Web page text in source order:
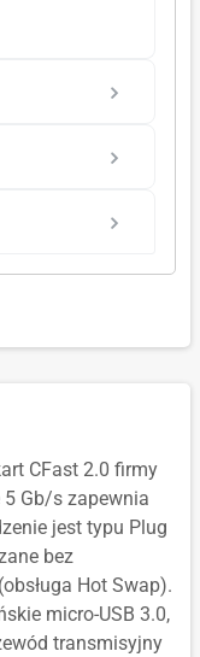
CFast 2.0 firmy
Gb/s zapewnia
jest typu Plug
bez
Hot Swap).
micro-USB 3.0,
transmisyjny